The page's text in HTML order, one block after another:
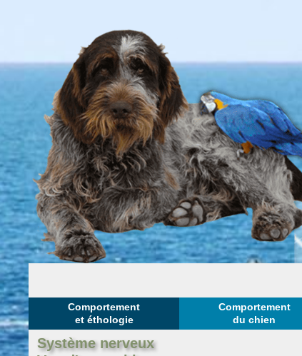
Comportement
et éthologie
Comportement
du chien
Système nerveux